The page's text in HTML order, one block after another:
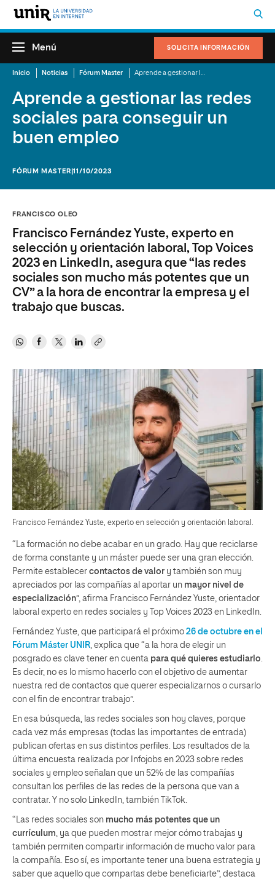
SOLICITA INFORMACIÓN
Menú
Inicio Noticias Fórum Master
Aprende a gestionar las redes
sociales para conseguir un
buen empleo
FÓRUM MASTER |11/10/2023
FRANCISCO OLEO
Francisco Fernández Yuste, experto en
selección y orientación laboral, Top Voices
2023 en LinkedIn, asegura que “las redes
sociales son mucho más potentes que un
CV” a la hora de encontrar la empresa y el
trabajo que buscas.
Francisco Fernández Yuste, experto en selección y orientación laboral.
“La formación no debe acabar en un grado. Hay que reciclarse
de forma constante y un máster puede ser una gran elección.
Permite establecer contactos de valor y también son muy
apreciados por las compañías al aportar un mayor nivel de
especialización”, afirma Francisco Fernández Yuste, orientador
laboral experto en redes sociales y Top Voices 2023 en LinkedIn.
Fernández Yuste, que participará el próximo 26 de octubre en el
Fórum Máster UNIR , explica que “a la hora de elegir un
posgrado es clave tener en cuenta para qué quieres estudiarlo
Es decir, no es lo mismo hacerlo con el objetivo de aumentar
nuestra red de contactos que querer especializarnos o cursarlo
con el fin de encontrar trabajo”.
En esa búsqueda, las redes sociales son hoy claves, porque
cada vez más empresas (todas las importantes de entrada)
publican ofertas en sus distintos perfiles. Los resultados de la
última encuesta realizada por Infojobs en 2023 sobre redes
sociales y empleo señalan que un 52% de las compañías
consultan los perfiles de las redes de la persona que van a
contratar. Y no solo LinkedIn, también TikTok.
“Las redes sociales son mucho más potentes que un
currículum , ya que pueden mostrar mejor cómo trabajas y
también permiten compartir información de mucho valor para
la compañía. Eso sí, es importante tener una buena estrategia y
saber que aquello que compartas debe beneficiarte”, destaca